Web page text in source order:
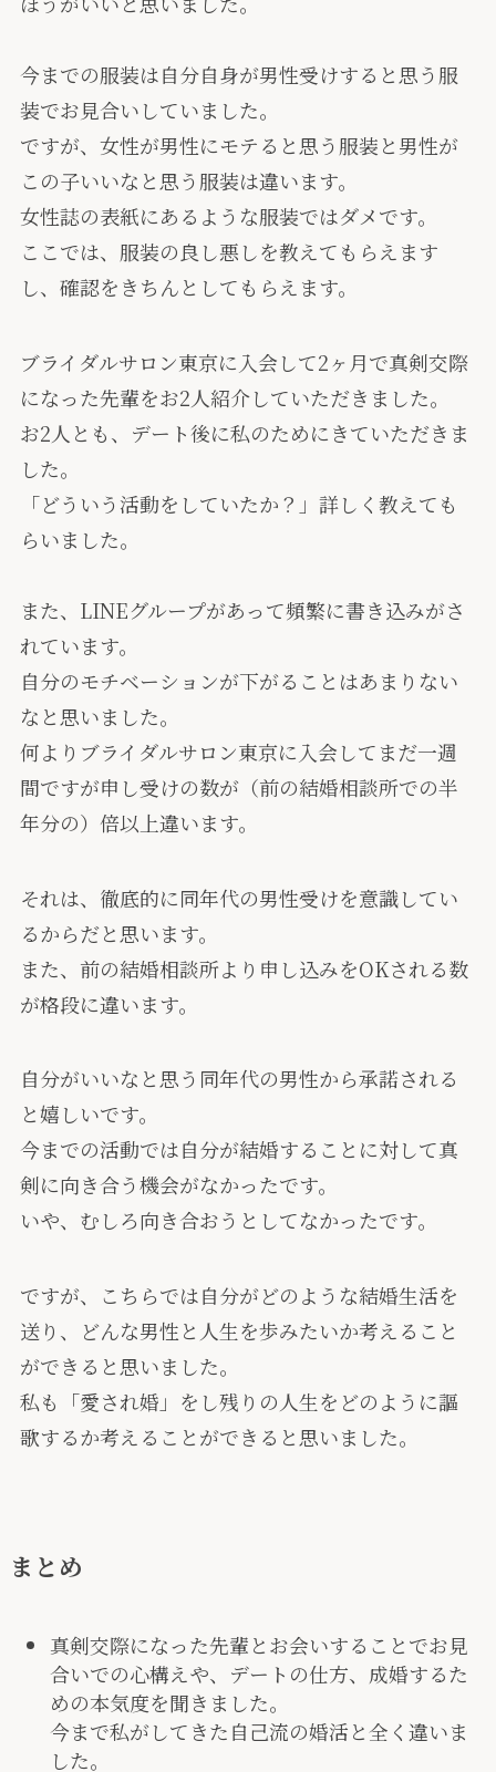
今までの服装は自分自身が男性受けすると思う服
装でお見合いしていました。
ですが、 女性が男性にモテると思う服装と男性が
この子いいなと思う服装は違います。
女性誌の表紙にあるような服装ではダメです。
ここでは、服装の良し悪しを教えてもらえます
し、確認をきちんとしてもらえます。
ブライダルサロン東京に入会して2ヶ月で真剣交際
になった先輩をお2人紹介していただきました。
お2人とも、デート後に私のためにきていただきま
した。
「どういう活動をしていたか？」詳しく教えても
らいました。
また、LINEグループがあって頻繁に書き込みがさ
れています。
自分のモチベーションが下がることはあまりない
なと思いました。
何よりブライダルサロン東京に入会してまだ一週
間ですが申し受けの数が（前の結婚相談所での半
年分の）倍以上違います。
それは、徹底的に同年代の男性受けを意識してい
るからだと思います。
また、前の結婚相談所より申し込みをOKされる数
が格段に違います。
自分がいいなと思う同年代の男性から承諾される
と嬉しいです。
今までの活動では自分が結婚することに対して真
剣に向き合う機会がなかったです。
いや、むしろ向き合おうとしてなかったです。
ですが、こちらでは自分がどのような結婚生活を
送り、どんな男性と人生を歩みたいか考えること
ができると思いました。
私も「愛され婚」をし残りの人生をどのように謳
歌するか考えることができると思いました。
まとめ
真剣交際になった先輩とお会いすることでお見
合いでの心構えや、デートの仕方、成婚するた
めの本気度を聞きました。
今まで私がしてきた自己流の婚活と全く違いま
した。